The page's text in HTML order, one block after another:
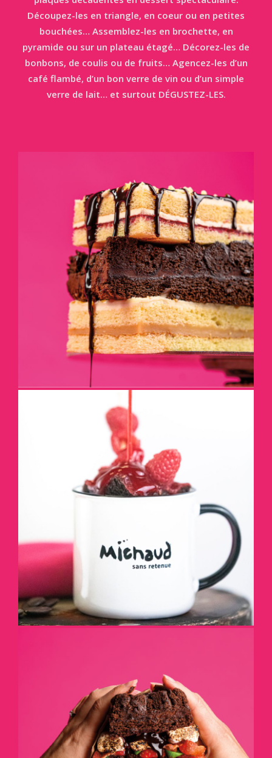
Découpez-les en triangle, en coeur ou en petites
bouchées… Assemblez-les en brochette, en
pyramide ou sur un plateau étagé… Décorez-les de
bonbons, de coulis ou de fruits… Agencez-les d’un
café flambé, d’un bon verre de vin ou d’un simple
verre de lait… et surtout DÉGUSTEZ-LES.
EMPILEZ-LES
DÉTAILS
GÂTEAU DANS UNE TASSE
CRÉEZ VOTRE SANDWICH
DESSERT